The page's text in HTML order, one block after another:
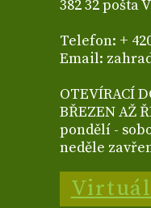
382 32 pošta
Telefon: +
Email:
OTEVÍRACÍ
BŘEZEN AŽ
pondělí -
neděle